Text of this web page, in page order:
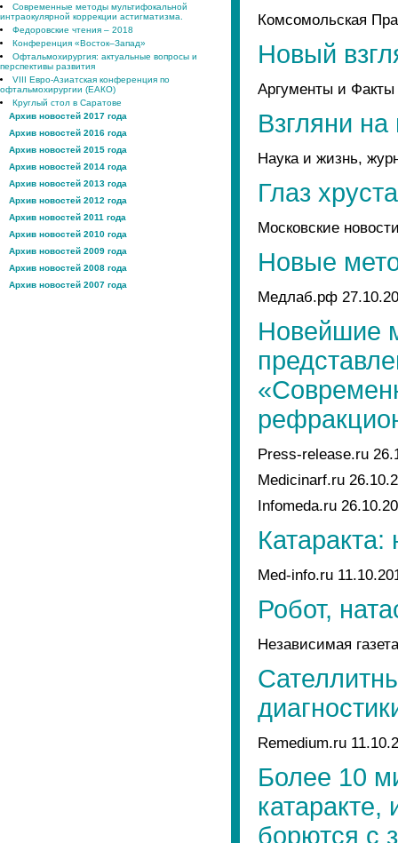
Современные методы мультифокальной
интраокулярной коррекции астигматизма.
Федоровские чтения – 2018
Конференция «Восток–Запад»
Офтальмохирургия: актуальные вопросы и
перспективы развития
VIII Евро-Азиатская конференция по
офтальмохирургии (ЕАКО)
Круглый стол в Саратове
Архив новостей 2017 года
Архив новостей 2016 года
Архив новостей 2015 года
Архив новостей 2014 года
Архив новостей 2013 года
Архив новостей 2012 года
Архив новостей 2011 года
Архив новостей 2010 года
Архив новостей 2009 года
Архив новостей 2008 года
Архив новостей 2007 года
Комсомольская
Новый
Аргументы и Факты
Взгляни
Наука и жизнь,
Глаз
Московские
Новые
Медлаб.рф
Новейшие
Press-release.ru
Medicinarf.ru
Infomeda.ru
Катаракта:
Med-info.ru
Робот,
Независимая
Remedium.ru
Более 10
борются с